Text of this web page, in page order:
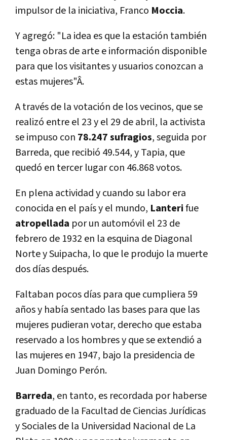
impulsor de la iniciativa, Franco Moccia.
Y agregó: "La idea es que la estación también
tenga obras de arte e información disponible
para que los visitantes y usuarios conozcan a
estas mujeres"Â.
A través de la votación de los vecinos, que se
realizó entre el 23 y el 29 de abril, la activista
se impuso con 78.247 sufragios, seguida por
Barreda, que recibió 49.544, y Tapia, que
quedó en tercer lugar con 46.868 votos.
En plena actividad y cuando su labor era
conocida en el paí­s y el mundo, Lanterifue
atropellada por un automóvil el 23 de
febrero de 1932 en la esquina de Diagonal
Norte y Suipacha, lo que le produjo la muerte
dos dí­as después.
Faltaban pocos dí­as para que cumpliera 59
años y habí­a sentado las bases para que las
mujeres pudieran votar, derecho que estaba
reservado a los hombres y que se extendió a
las mujeres en 1947, bajo la presidencia de
Juan Domingo Perón.
Barreda, en tanto, es recordada por haberse
graduado de la Facultad de Ciencias Jurí­dicas
y Sociales de la Universidad Nacional de La